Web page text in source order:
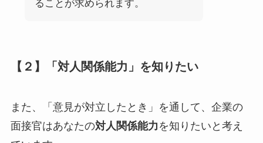
ることが求められます。
【２】「対人関係能力」を知りたい
また、「意見が対立したとき」を通して、企業の
面接官はあなたの対人関係能力 を知りたいと考え